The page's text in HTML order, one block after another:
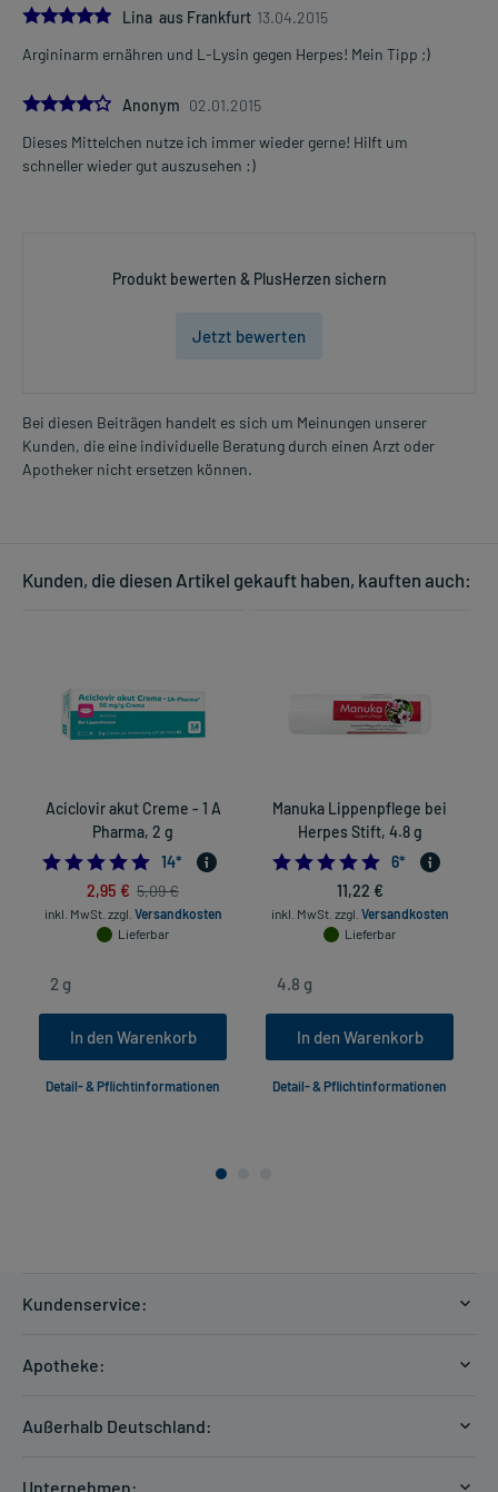
5.0Lina aus Frankfurt 13.04.2015
Argininarm ernähren und L-Lysin gegen Herpes! Mein Tipp ;)
4.0Anonym 02.01.2015
Dieses Mittelchen nutze ich immer wieder gerne! Hilft um
schneller wieder gut auszusehen :)
Produkt bewerten & PlusHerzen sichern
Jetzt bewerten
Bei diesen Beiträgen handelt es sich um Meinungen unserer
Kunden, die eine individuelle Beratung durch einen Arzt oder
Apotheker nicht ersetzen können.
Kunden, die diesen Artikel gekauft haben, kauften auch:
Aciclovir akut Creme - 1 A
Pharma, 2 g
4.714285714285714
14*
2,95 € 5,09 €
inkl. MwSt. zzgl. Versandkosten
Lieferbar
In den Warenkorb
Detail- & Pflichtinformationen
Manuka Lippenpflege bei
Herpes Stift, 4.8 g
5.0
6*
11,22 €
inkl. MwSt. zzgl. Versandkosten
Lieferbar
In den Warenkorb
Detail- & Pflichtinformationen
Kundenservice:
Hilfe
Apotheke:
Außerhalb Deutschland:
Unternehmen: